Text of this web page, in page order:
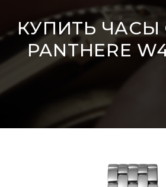
КУПИТЬ ЧАСЫ
PANTHERE